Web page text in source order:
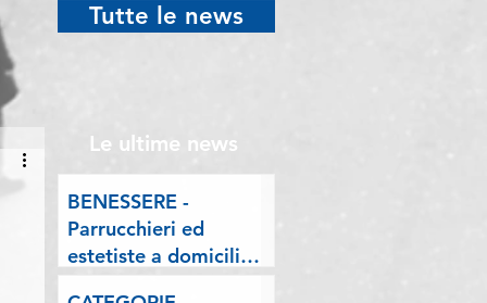
Tutte le news
Le ultime news
BENESSERE -
Parrucchieri ed
estetiste a domicilio.
Esposto delle